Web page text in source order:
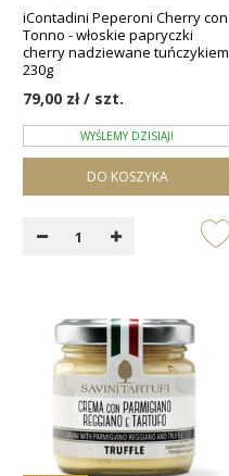
iContadini Peperoni Cherry con
Tonno - włoskie papryczki
cherry nadziewane tuńczykiem
230g
79,00 zł / szt.
WYŚLEMY DZISIAJ!
DO KOSZYKA